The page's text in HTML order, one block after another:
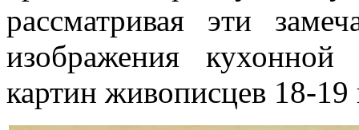
рассматривая эти
изображения
картин живописцев 18-19